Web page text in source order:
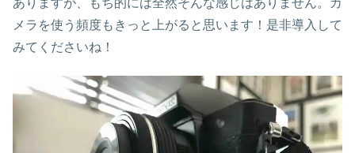
メラを使う頻度もきっと上がると思います！是非導入して
みてくださいね！